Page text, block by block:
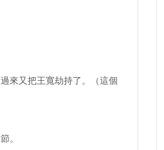
來又把王寬劫持了。（這個
。